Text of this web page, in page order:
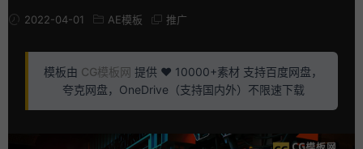
2022-04-01 AE模板 推广
模板由 CG模板网 提供 ❤️ 10000+素材 支持百度网盘，
夸克网盘，OneDrive（支持国内外）不限速下载